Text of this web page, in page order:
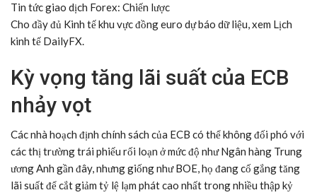
Tin tức giao dịch Forex: Chiến lược
Cho đầy đủ Kinh tế khu vực đồng euro dự báo dữ liệu, xem Lịch
kinh tế DailyFX.
Kỳ vọng tăng lãi suất của ECB
nhảy vọt
Các nhà hoạch định chính sách của ECB có thể không đối phó với
các thị trường trái phiếu rối loạn ở mức độ như Ngân hàng Trung
ương Anh gần đây, nhưng giống như BOE, họ đang cố gắng tăng
lãi suất để cắt giảm tỷ lệ lạm phát cao nhất trong nhiều thập kỷ